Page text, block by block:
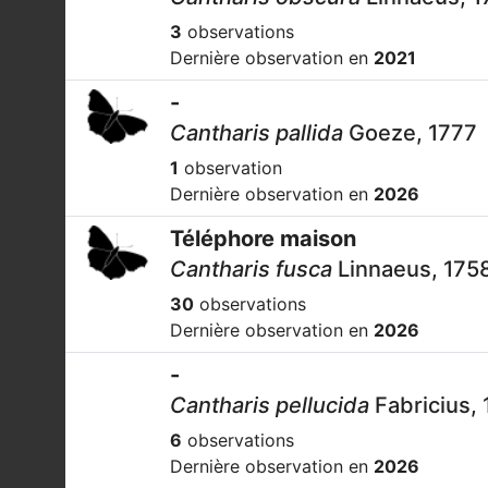
3 observations
Dernière observation en 2021
-
Cantharis pallida Goeze, 1777
1 observation
Dernière observation en 2026
Téléphore maison
Cantharis fusca Linnaeus,
30 observations
Dernière observation en 2026
-
Cantharis pellucida Fabricius,
6 observations
Dernière observation en 2026